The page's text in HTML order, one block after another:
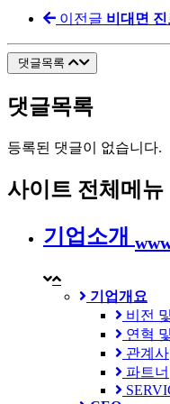
이전글 비대면
댓글목록
댓글목록
등록된 댓글이 없습니다.
사이트 전체메뉴
기업소개
기업개요
비전
연혁
관계사
파트너